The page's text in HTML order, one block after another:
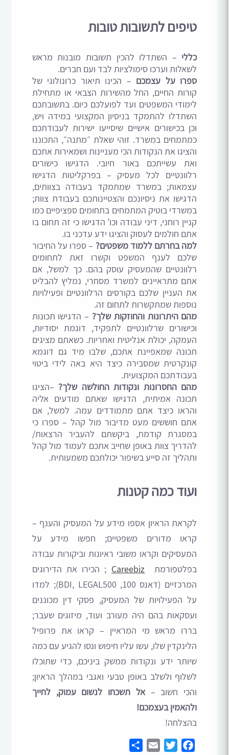
טיפים לתשובות טובות
כללי – השתדלו להכין תשובות מובנות מראש
לשאלות וערכו סימולציות לבד ועם חברים.
ספרו על עצמכם – הכינו תיאור כרונולוגי של
קורות החיים, החל מהשירות הצבאי או מתחילת
לימודי המשפטים ועד לפועלכם כיום. בתשובתכם
השתדלו להתמקד בניסיון המקצועי במידה ויש,
וכן בכישורים אישיים שיסייעו ישירות לעבודתכם
כמתמחים במשרד. זוהי שאלת ״מתנה״, התכוננו
והציגו את הנקודות הכי מעניינות ושמאירות אתכם
ואת עשייתכם באור חיובי. הדגישו כישורים
רלוונטיים לכל מעסיק – בפרקליטות הדגישו
עצמאות; במשרד שמתמקד בעבודה בצוותים,
הדגישו את ניסיונכם והצטיינותכם בעבודת צוות;
במשרדי בוטיק המתמחים בתחומים ספציפיים כמו
קניין רוחני, דיני עבודה וכו’ הדגישו כי זה תחום בו
אתם חולמים לעסוק והציגו ידע עדכני בו.
למה בחרתם ללמוד משפטים? – ספרו על החיבור
שלכם לענף המשפט וקשרו זאת לתחומים
רלוונטיים שהמעסיק עוסק בהם. כך למשל, אם
אתם מתראיינים למשרד מסחרי, נמליץ להבליט
את העניין שלכם בקורסים הרלוונטיים ופעילויות
נוספות שמתקשרות לתחום זה.
מהם היתרונות והחוזקות שלך? – הדגישו תכונות
וכישורים שרלוונטיים לתפקיד, דוגמת יסודיות,
העמקה, יכולת אנליטית ואחריות. כשאתם מציגים
תכונה שמאפיינת אתכם, שלבו מיד גם דוגמא
קונקרטית שמסבירה כיצד היא באה לידי ביטוי
בעבודתכם המקצועית.
מהם החסרונות ונקודות החולשה שלך?–הציגו
תכונה אמיתית, הדגישו שאתם מודעים אליה
והראו כיצד אתם מתמודדים עמה. למשל, אם
אתם חוששים מעט מדיבור מול קהל – ספרו כי
במסגרת קודמת, ביקשתם להעביר הרצאות/
להדריך צוות באופן שחייב אתכם לעמוד מול קהל
ותהליך זה סייע בשיפור יכולתכם משמעותית.
ועוד כמה קטנות
לקראת הראיון אספו מידע על המעסיק והענף –
קראו מדורים משפטיים; חפשו מידע על
המעסיקים וקראו משובי ראיונות וביקורות עבודה
בפלטפורמת
Careebiz ; הכירו את הדירוגים
המרכזיים (דאנס 100, BDI, LEGAL500); למדו
על הפעילויות של המעסיק, פסקי דין מכוננים
ועסקאות בהם היה מעורב ועוד, מיזוגים שעבר;
בררו מראש מי המראיין – קראו את פרופיל
הלינקדין שלו, עשו עליו חיפוש ונסו להגיע עם כמה
שיותר ידע ונקודות ממשק ביניכם, כדי שתוכלו
לשלוף ולשלב באופן טבעי ואגבי במהלך הראיון;
והכי חשוב –אל תשכחו לנשום עמוק, לחייך
ולהאמין בעצמכם!
בהצלחה!
Facebook
Twitter
Email